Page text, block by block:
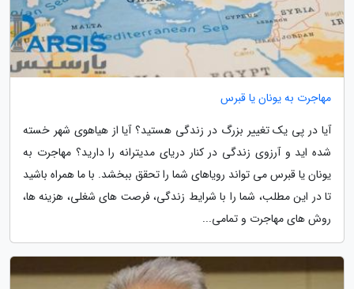
مهاجرت به یونان یا قبرس
آیا در پی یک تغییر بزرگ در زندگی هستید؟ آیا از هیاهوی شهر خسته
شده اید و آرزوی زندگی در کنار دریای مدیترانه را دارید؟ مهاجرت به
یونان یا قبرس می تواند رویاهای شما را تحقق ببخشد. با ما همراه باشید
تا در این مطلب، شما را با شرایط زندگی، فرصت های شغلی، هزینه ها،
روش های مهاجرت و تمامی...